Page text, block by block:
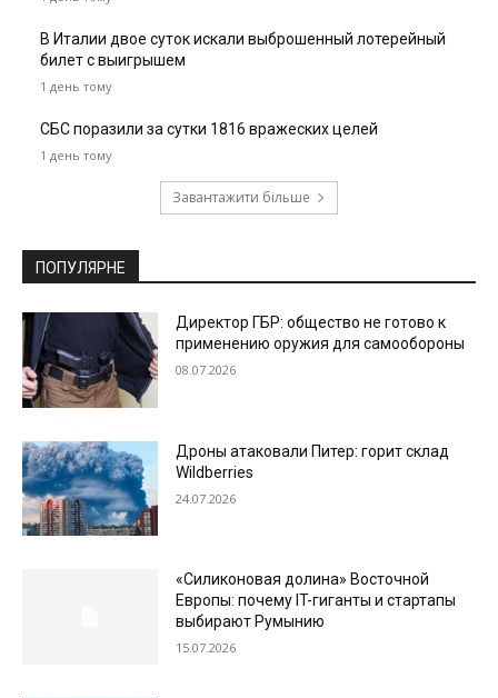
В Италии двое суток искали выброшенный лотерейный
билет с выигрышем
1 день тому
СБС поразили за сутки 1816 вражеских целей
1 день тому
Завантажити більше
ПОПУЛЯРНЕ
Директор ГБР: общество не готово к
применению оружия для самообороны
08.07.2026
Дроны атаковали Питер: горит склад
Wildberries
24.07.2026
«Силиконовая долина» Восточной
Европы: почему IT-гиганты и стартапы
выбирают Румынию
15.07.2026